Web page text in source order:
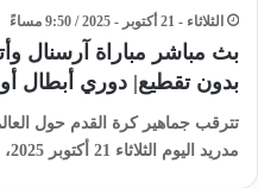
الثلاثاء - 21 أكتوبر - 2025 / 9:50 مساءً
بث مباشر مباراة آرسنال
بدون تقطيع| دوري أبطال أوروبا
تترقب جماهير كرة القدم حول
مدريد اليوم الثلاثاء 21 أكتوبر 2025، في قمة نارية…